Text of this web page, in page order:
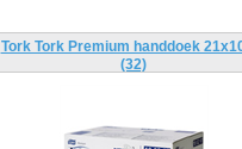
Tork Tork Premium handdoek
(32)